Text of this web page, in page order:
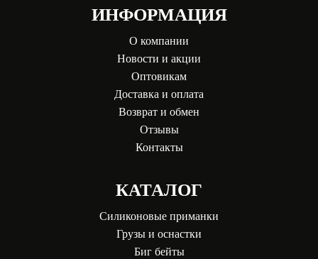
ИНФОРМАЦИЯ
О компании
Новости и акции
Оптовикам
Доставка и оплата
Возврат и обмен
Отзывы
Контакты
КАТАЛОГ
Силиконовые приманки
Грузы и оснастки
Биг бейты